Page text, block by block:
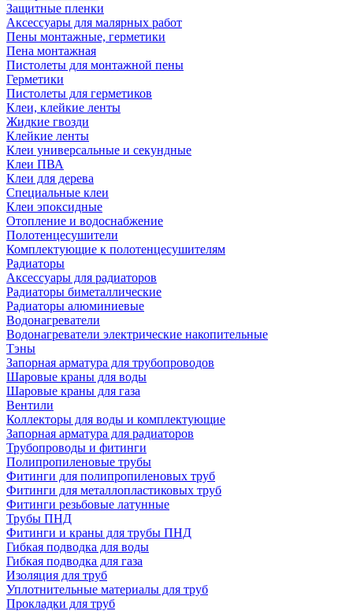
Защитные пленки
Аксессуары для малярных работ
Пены монтажные, герметики
Пена монтажная
Пистолеты для монтажной пены
Герметики
Пистолеты для герметиков
Клеи, клейкие ленты
Жидкие гвозди
Клейкие ленты
Клеи универсальные и секундные
Клеи ПВА
Клеи для дерева
Специальные клеи
Клеи эпоксидные
Отопление и водоснабжение
Полотенцесушители
Комплектующие к полотенцесушителям
Радиаторы
Аксессуары для радиаторов
Радиаторы биметаллические
Радиаторы алюминиевые
Водонагреватели
Водонагреватели электрические накопительные
Тэны
Запорная арматура для трубопроводов
Шаровые краны для воды
Шаровые краны для газа
Вентили
Коллекторы для воды и комплектующие
Запорная арматура для радиаторов
Трубопроводы и фитинги
Полипропиленовые трубы
Фитинги для полипропиленовых труб
Фитинги для металлопластиковых труб
Фитинги резьбовые латунные
Трубы ПНД
Фитинги и краны для трубы ПНД
Гибкая подводка для воды
Гибкая подводка для газа
Изоляция для труб
Уплотнительные материалы для труб
Прокладки для труб